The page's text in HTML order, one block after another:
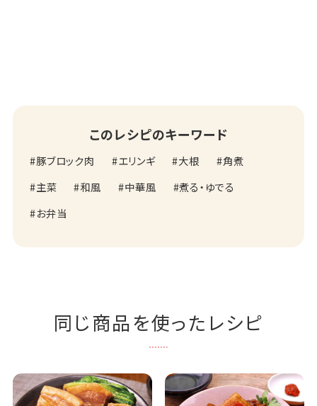
このレシピのキーワード
豚ブロック肉 エリンギ 大根
角煮
主菜
和風 中華風
煮る・ゆでる
お弁当
同じ商品を使ったレシピ